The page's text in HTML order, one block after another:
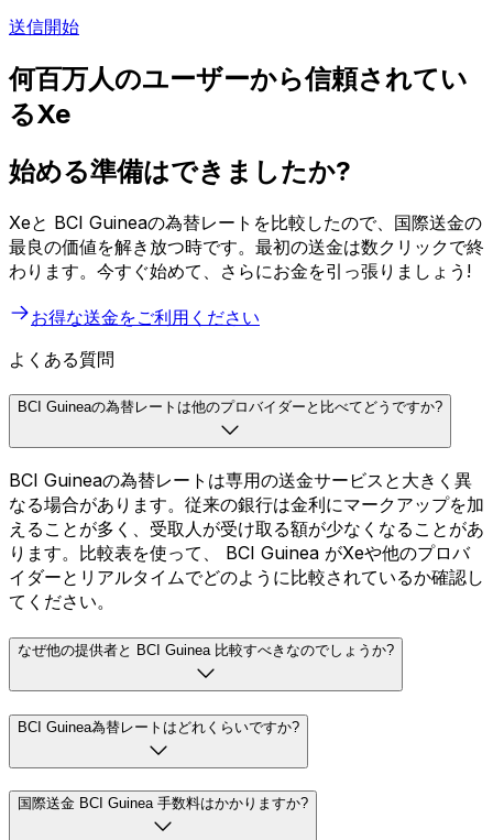
送信開始
何百万人のユーザーから信頼されてい
るXe
始める準備はできましたか?
Xeと BCI Guineaの為替レートを比較したので、国際送金の
最良の価値を解き放つ時です。最初の送金は数クリックで終
わります。今すぐ始めて、さらにお金を引っ張りましょう!
お得な送金をご利用ください
よくある質問
BCI Guineaの為替レートは他のプロバイダーと比べてどうですか?
BCI Guineaの為替レートは専用の送金サービスと大きく異
なる場合があります。従来の銀行は金利にマークアップを加
えることが多く、受取人が受け取る額が少なくなることがあ
ります。比較表を使って、 BCI Guinea がXeや他のプロバ
イダーとリアルタイムでどのように比較されているか確認し
てください。
なぜ他の提供者と BCI Guinea 比較すべきなのでしょうか?
BCI Guinea為替レートはどれくらいですか?
国際送金 BCI Guinea 手数料はかかりますか?